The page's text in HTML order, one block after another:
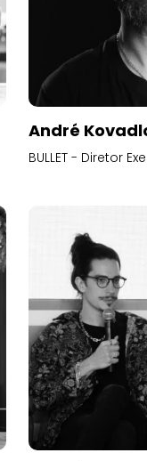
André
BULLET - Diretor